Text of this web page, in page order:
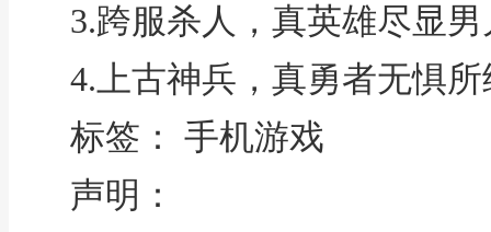
3.跨服杀人，真英雄尽显
4.上古神兵，真勇者无惧
标签： 手机游戏
声明：